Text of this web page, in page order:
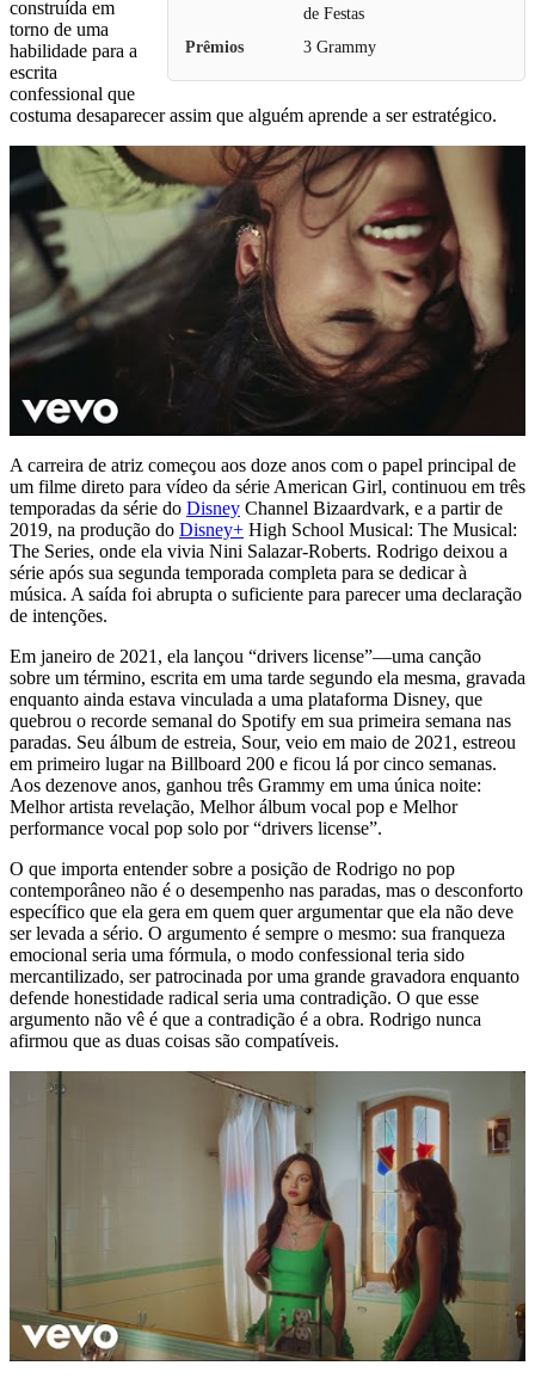
de Festas
Prêmios
3 Grammy
construída em
torno de uma
habilidade para a
escrita
confessional que
costuma desaparecer assim que alguém aprende a ser estratégico.
A carreira de atriz começou aos doze anos com o papel principal de
um filme direto para vídeo da série American Girl, continuou em três
temporadas da série do Disney Channel Bizaardvark, e a partir de
2019, na produção do Disney+ High School Musical: The Musical:
The Series, onde ela vivia Nini Salazar-Roberts. Rodrigo deixou a
série após sua segunda temporada completa para se dedicar à
música. A saída foi abrupta o suficiente para parecer uma declaração
de intenções.
Em janeiro de 2021, ela lançou “drivers license”—uma canção
sobre um término, escrita em uma tarde segundo ela mesma, gravada
enquanto ainda estava vinculada a uma plataforma Disney, que
quebrou o recorde semanal do Spotify em sua primeira semana nas
paradas. Seu álbum de estreia, Sour, veio em maio de 2021, estreou
em primeiro lugar na Billboard 200 e ficou lá por cinco semanas.
Aos dezenove anos, ganhou três Grammy em uma única noite:
Melhor artista revelação, Melhor álbum vocal pop e Melhor
performance vocal pop solo por “drivers license”.
O que importa entender sobre a posição de Rodrigo no pop
contemporâneo não é o desempenho nas paradas, mas o desconforto
específico que ela gera em quem quer argumentar que ela não deve
ser levada a sério. O argumento é sempre o mesmo: sua franqueza
emocional seria uma fórmula, o modo confessional teria sido
mercantilizado, ser patrocinada por uma grande gravadora enquanto
defende honestidade radical seria uma contradição. O que esse
argumento não vê é que a contradição é a obra. Rodrigo nunca
afirmou que as duas coisas são compatíveis.